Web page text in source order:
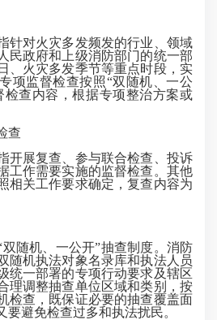
对火灾多发频发的行业、领域
民政府和上级消防部门的统一部
、火灾多发季节等重点时段，实
项监督检查按照“双随机、一公
检查内容，根据专项整治方案或
查
展复查、参与联合检查、投诉
工作需要实施的监督检查。其他
相关工作要求确定，复查内容为
机、一公开”抽查制度。消防
随机执法对象名录库和执法人员
统一部署的专项行动要求及辖区
理调整抽查单位区域和类别，按
检查，既保证必要的抽查覆盖面
要避免检查过多和执法扰民。